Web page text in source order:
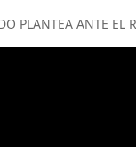
PLANTEA ANTE EL